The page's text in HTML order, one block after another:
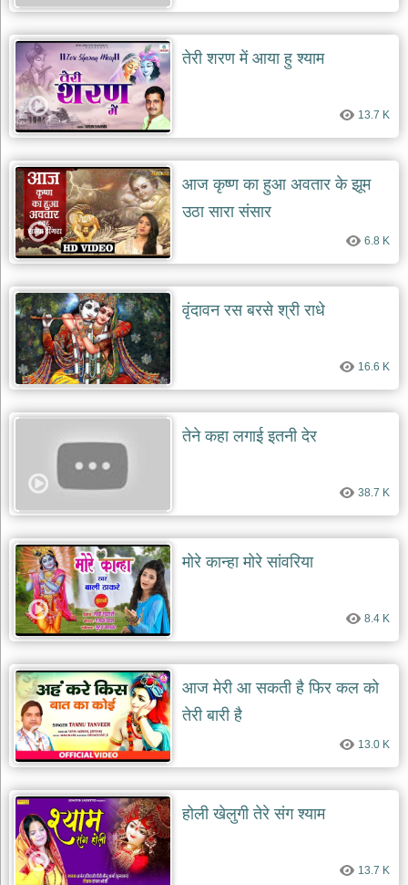
patriotic
खाटू
श्याम
भजन
khatu
shaym
bhajans
रानी
सती
दादी
भजन
rani
sati
dadi
बावा
लाल
दयाल
भजन
bawa
lal
bhajans
भजन
bhajans
आज
का
भजन
bhajan
of
the
day
भजन
जोड़ें
add
bhajans
तेरी शरण में आया हु श्याम
13.7 K
आज कृष्ण का हुआ अवतार के झूम
उठा सारा संसार
6.8 K
वृंदावन रस बरसे श्री राधे
16.6 K
तेने कहा लगाई इतनी देर
38.7 K
मोरे कान्हा मोरे सांवरिया
8.4 K
आज मेरी आ सकती है फिर कल को
तेरी बारी है
13.0 K
होली खेलुगी तेरे संग श्याम
13.7 K